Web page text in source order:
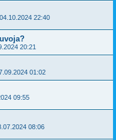
22:40
20:21
01:02
09:55
08:06